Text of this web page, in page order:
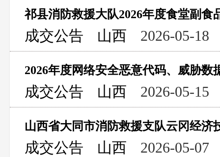
祁县消防救援大队2026年度食堂副
成交公告 山西 2026-05-18
2026年度网络安全恶意代码、威胁
成交公告 山西 2026-05-15
成交公告 山西 2026-05-07